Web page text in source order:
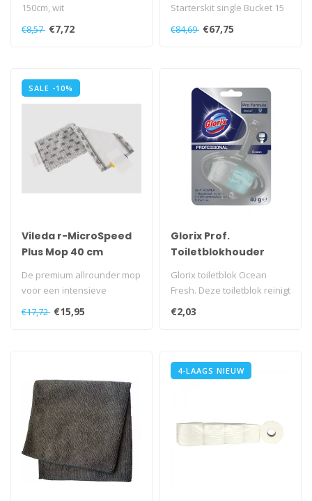
150cm, wit
€8,57 €7,72
Starterskit single Bucket 15
€84,69 €67,75
SALE -10%
Vileda r-MicroSpeed
Plus Mop 40 cm
De premium allrounder mop
voor een intensieve
reiniging
€17,72 €15,95
Glorix Prof.
Toiletblokhouder
Glorix toiletblok Ocean
Fresh. Deze toiletblok reinigt
hygiënisch en voorkomt k..
€2,03
4-LAAGS NIEUW